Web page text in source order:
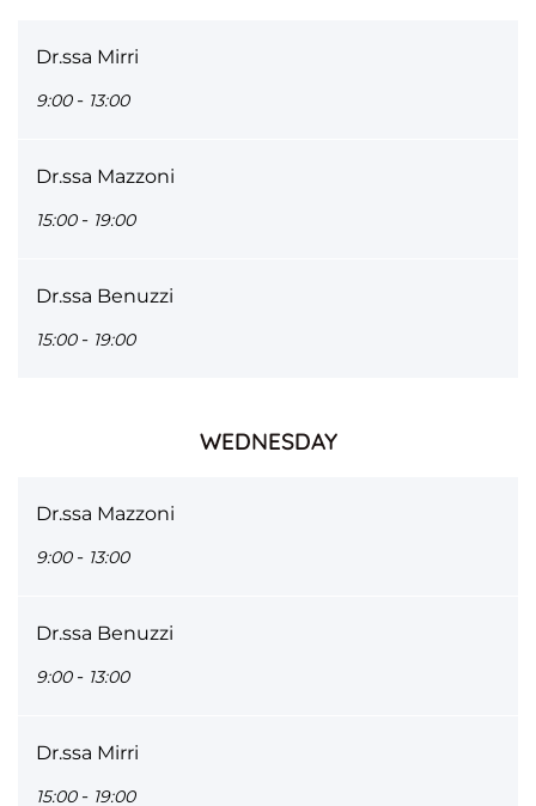
Dr.ssa Mirri
9:00 - 13:00
Dr.ssa Mazzoni
15:00 - 19:00
Dr.ssa Benuzzi
15:00 - 19:00
WEDNESDAY
Dr.ssa Mazzoni
9:00 - 13:00
Dr.ssa Benuzzi
9:00 - 13:00
Dr.ssa Mirri
15:00 - 19:00